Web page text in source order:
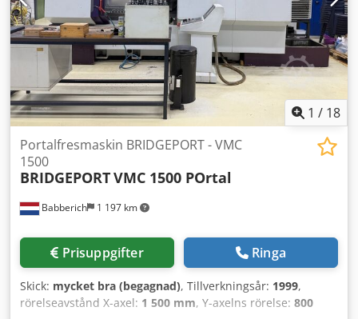
1 / 18
Babberich 1 197 km
Portalfresmaskin BRIDGEPORT - VMC
1500
BRIDGEPORTVMC 1500 POrtal
Prisuppgifter Ringa
Skick: mycket bra (begagnad), Tillverkningsår: 1999,
rörelseavstånd X-axel: 1 500 mm, Y-axelns rörelse: 800